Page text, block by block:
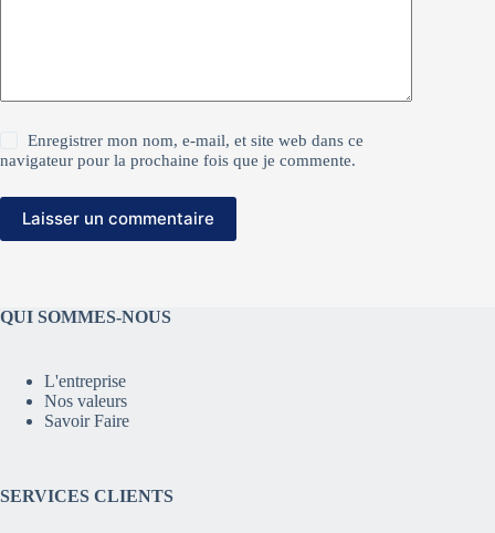
Enregistrer mon nom, e-mail, et site web dans ce
navigateur pour la prochaine fois que je commente.
Laisser un commentaire
QUI SOMMES-NOUS
L'entreprise
Nos valeurs
Savoir Faire
SERVICES CLIENTS